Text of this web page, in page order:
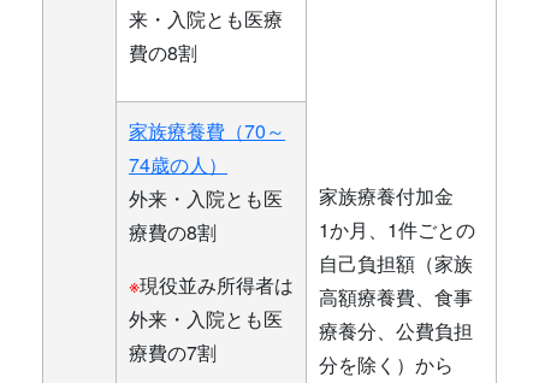
来・入院とも医療
費の8割
家族療養付加金
1か月、1件ごとの
自己負担額（家族
高額療養費、食事
療養分、公費負担
分を除く）から
家族療養費（70～
74歳の人）
外来・入院とも医
療費の8割
※現役並み所得者は
外来・入院とも医
療費の7割